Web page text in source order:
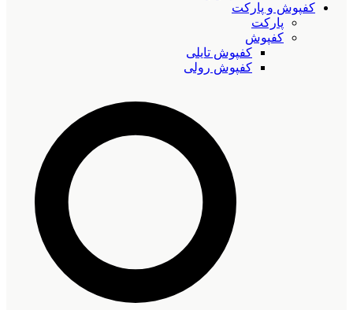
کفپوش و پارکت
پارکت
کفپوش
کفپوش تایلی
کفپوش رولی